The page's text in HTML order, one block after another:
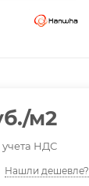
/м2
учета НДС
Нашли дешевле?